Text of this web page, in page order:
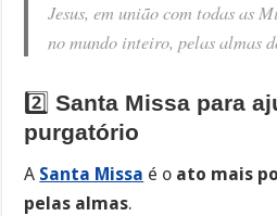
Jesus, em união com todas as
no mundo inteiro, pelas almas
2️⃣Santa Missa para
purgatório
A Santa Missa é o ato mais
pelas almas.